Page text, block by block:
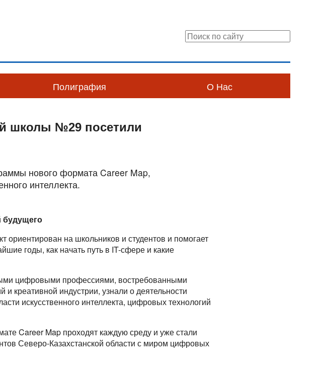
Полиграфия О Нас
школы №29 посетили
нового формата Career Map,
интеллекта.
будущего
на школьников и студентов и помогает
годы, как начать путь в IT-сфере и какие
цифровыми профессиями, востребованными
креативной индустрии, узнали о деятельности
искусственного интеллекта, цифровых технологий
Career Map проходят каждую среду и уже стали
Северо-Казахстанской области с миром цифровых